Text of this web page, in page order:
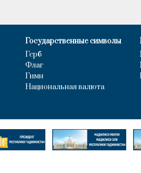
Государственные символы
Герб
Флаг
Гимн
Национальная валюта